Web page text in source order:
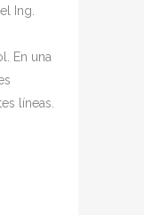
Ing.
En una
líneas.